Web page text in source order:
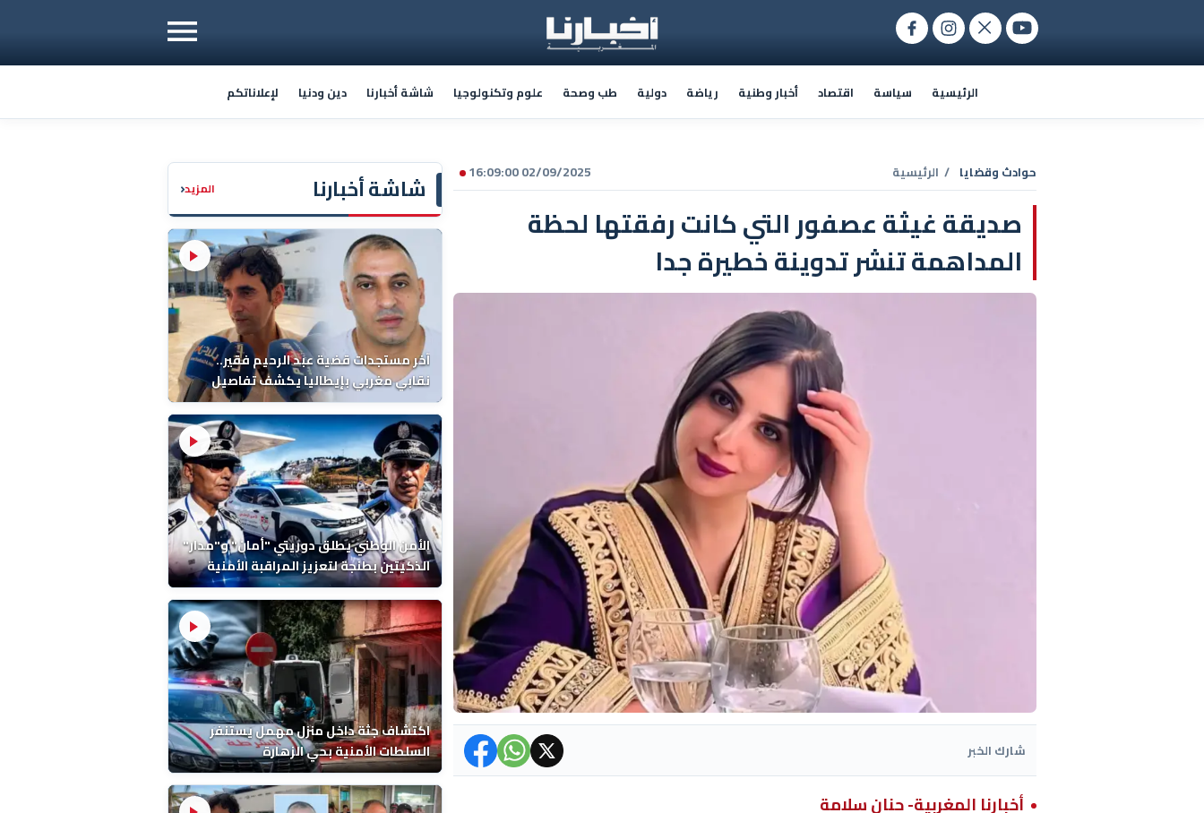
الرئيسية سياسة اقتصاد أخبار وطنية رياضة دولية طب وصحة علوم وتكنولوجيا شاشة أخبارنا دين ودنيا لإعلاناتكم
شاشة أخبارنا المزيد‹
آخر مستجدات قضية عبد الرحيم فقير..
نقابي مغربي بإيطاليا يكشف تفاصيل
الوفاة ونتائج التشريح
الأمن الوطني يطلق دوريتي "أمان" و"مدار"
الذكيتين بطنجة لتعزيز المراقبة الأمنية
اكتشاف جثة داخل منزل مهمل يستنفر
السلطات الأمنية بحي الزهارة
02/09/2025 16:09:00 حوادث وقضايا / الرئيسية
صديقة غيثة عصفور التي كانت رفقتها لحظة
المداهمة تنشر تدوينة خطيرة جدا
شارك الخبر
أخبارنا المغربية- حنان سلامة